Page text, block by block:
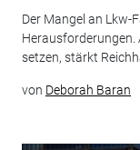
Der Mangel an Lkw-
setzen, stärkt
von Deborah Baran